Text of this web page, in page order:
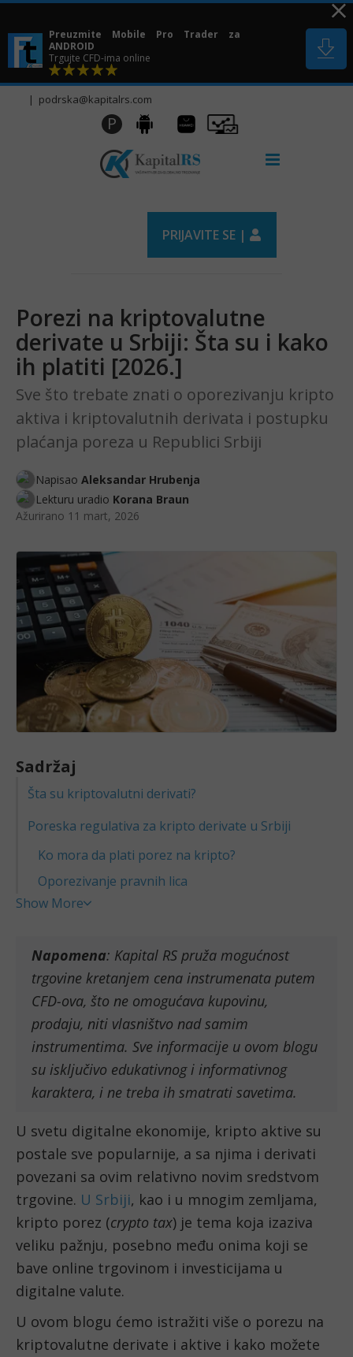
Skip
content Preuzmite Mobile Pro Trader za
ANDROID
Trgujte CFD-ima online
| podrska@kapitalrs.com
P Android
Huawei
AppGallery
Pro
Trader
PRIJAVITE SE |
Porezi na kriptovalutne
derivate u Srbiji: Šta su i kako
ih platiti [2026.]
Sve što trebate znati o oporezivanju kripto
aktiva i kriptovalutnih derivata i postupku
plaćanja poreza u Republici Srbiji
Napisao Aleksandar Hrubenja
Lekturu uradio Korana Braun
Ažurirano 11 mart, 2026
Sadržaj
Šta su kriptovalutni derivati?
Poreska regulativa za kripto derivate u Srbiji
Ko mora da plati porez na kripto?
Oporezivanje pravnih lica
Show More
Napomena: Kapital RS pruža mogućnost
trgovine kretanjem cena instrumenata putem
CFD-ova, što ne omogućava kupovinu,
prodaju, niti vlasništvo nad samim
instrumentima. Sve informacije u ovom blogu
su isključivo edukativnog i informativnog
karaktera, i ne treba ih smatrati savetima.
U svetu digitalne ekonomije, kripto aktive su
postale sve popularnije, a sa njima i derivati
povezani sa ovim relativno novim sredstvom
trgovine. U Srbiji, kao i u mnogim zemljama,
kripto porez (crypto tax) je tema koja izaziva
veliku pažnju, posebno među onima koji se
bave online trgovinom i investicijama u
digitalne valute.
U ovom blogu ćemo istražiti više o porezu na
kriptovalutne derivate i aktive i kako možete